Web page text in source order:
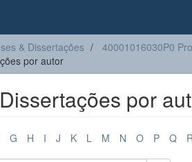
& Dissertações 40001016030P0
por autor
por
G H I J K L M N O P Q